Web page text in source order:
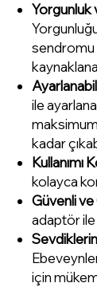
Yorgunluk
sendromu
ile
kadar
Kullanımı
kolayca
Güvenli ve
adaptör ile
için